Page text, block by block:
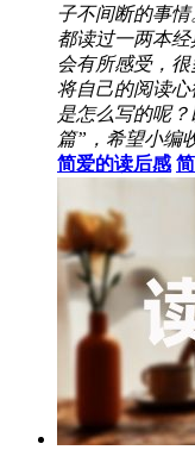
子不间断的事
都读过一两本
会有所感受，
将自己的阅读
是怎么写的呢
篇”，希望小编
简爱的读后感